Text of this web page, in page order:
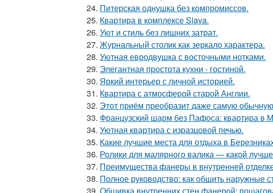
24. Питерская однушка без компромиссов.
25. Квартира в комплексе Slava.
26. Уют и стиль без лишних затрат.
27. Журнальный столик как зеркало характера.
28. Уютная евродвушка с восточными нотками.
29. Элегантная простота кухни - гостиной.
30. Яркий интерьер с личной историей.
31. Квартира с атмосферой старой Англии.
32. Этот приём преобразит даже самую
33. Французский шарм без Пафоса: квартира в
34. Уютная квартира с изразцовой печью.
35. Какие лучшие места для отдыха в
36. Ролики для малярного валика — какой
37. Преимущества фанеры в внутренней
38. Полное руководство: как обшить наружные